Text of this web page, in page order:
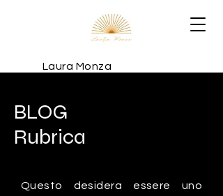
Laura Monza
BLOG
Rubrica
Questo desidera essere uno